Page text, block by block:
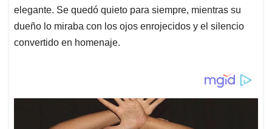
elegante. Se quedó quieto para siempre, mientras su
dueño lo miraba con los ojos enrojecidos y el silencio
convertido en homenaje.